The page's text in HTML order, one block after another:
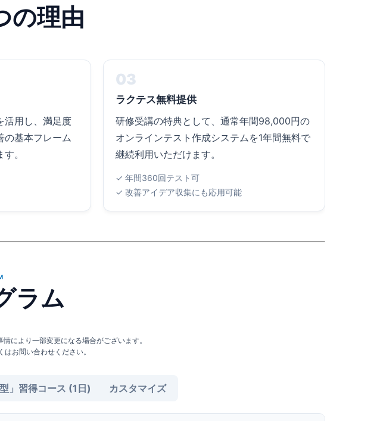
の理由
活用し、満足度
の基本フレーム
。
03
ラクテス無料提供
研修受講の特典として、通常年間98,000円の
オンラインテスト作成システムを1年間無料で
継続利用いただけます。
✓ 年間360回テスト可
✓ 改善アイデア収集にも応用可能
ラム
により一部変更になる場合がございます。
お問い合わせください。
型」習得コース (1日) カスタマイズ